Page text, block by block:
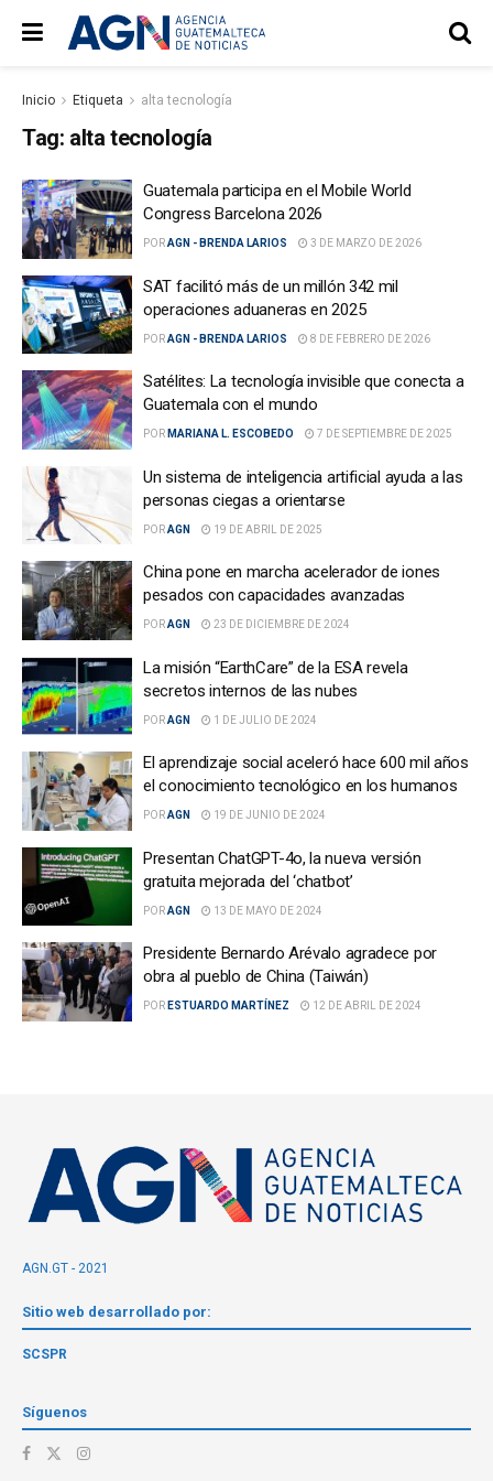
Inicio Etiqueta alta tecnología
Tag: alta tecnología
Guatemala participa en el Mobile World
Congress Barcelona 2026
PORAGN - BRENDA LARIOS 3 DE MARZO DE 2026
SAT facilitó más de un millón 342 mil
operaciones aduaneras en 2025
PORAGN - BRENDA LARIOS 8 DE FEBRERO DE 2026
Satélites: La tecnología invisible que conecta a
Guatemala con el mundo
POR MARIANA L. ESCOBEDO 7 DE SEPTIEMBRE DE 2025
Un sistema de inteligencia artificial ayuda a las
personas ciegas a orientarse
PORAGN 19 DE ABRIL DE 2025
China pone en marcha acelerador de iones
pesados con capacidades avanzadas
PORAGN 23 DE DICIEMBRE DE 2024
La misión “EarthCare” de la ESA revela
secretos internos de las nubes
PORAGN 1 DE JULIO DE 2024
El aprendizaje social aceleró hace 600 mil años
el conocimiento tecnológico en los humanos
PORAGN 19 DE JUNIO DE 2024
Presentan ChatGPT-4o, la nueva versión
gratuita mejorada del ‘chatbot’
PORAGN 13 DE MAYO DE 2024
Presidente Bernardo Arévalo agradece por
obra al pueblo de China (Taiwán)
POR ESTUARDO MARTÍNEZ 12 DE ABRIL DE 2024
AGN.GT - 2021
Sitio web desarrollado por:
SCSPR
Síguenos